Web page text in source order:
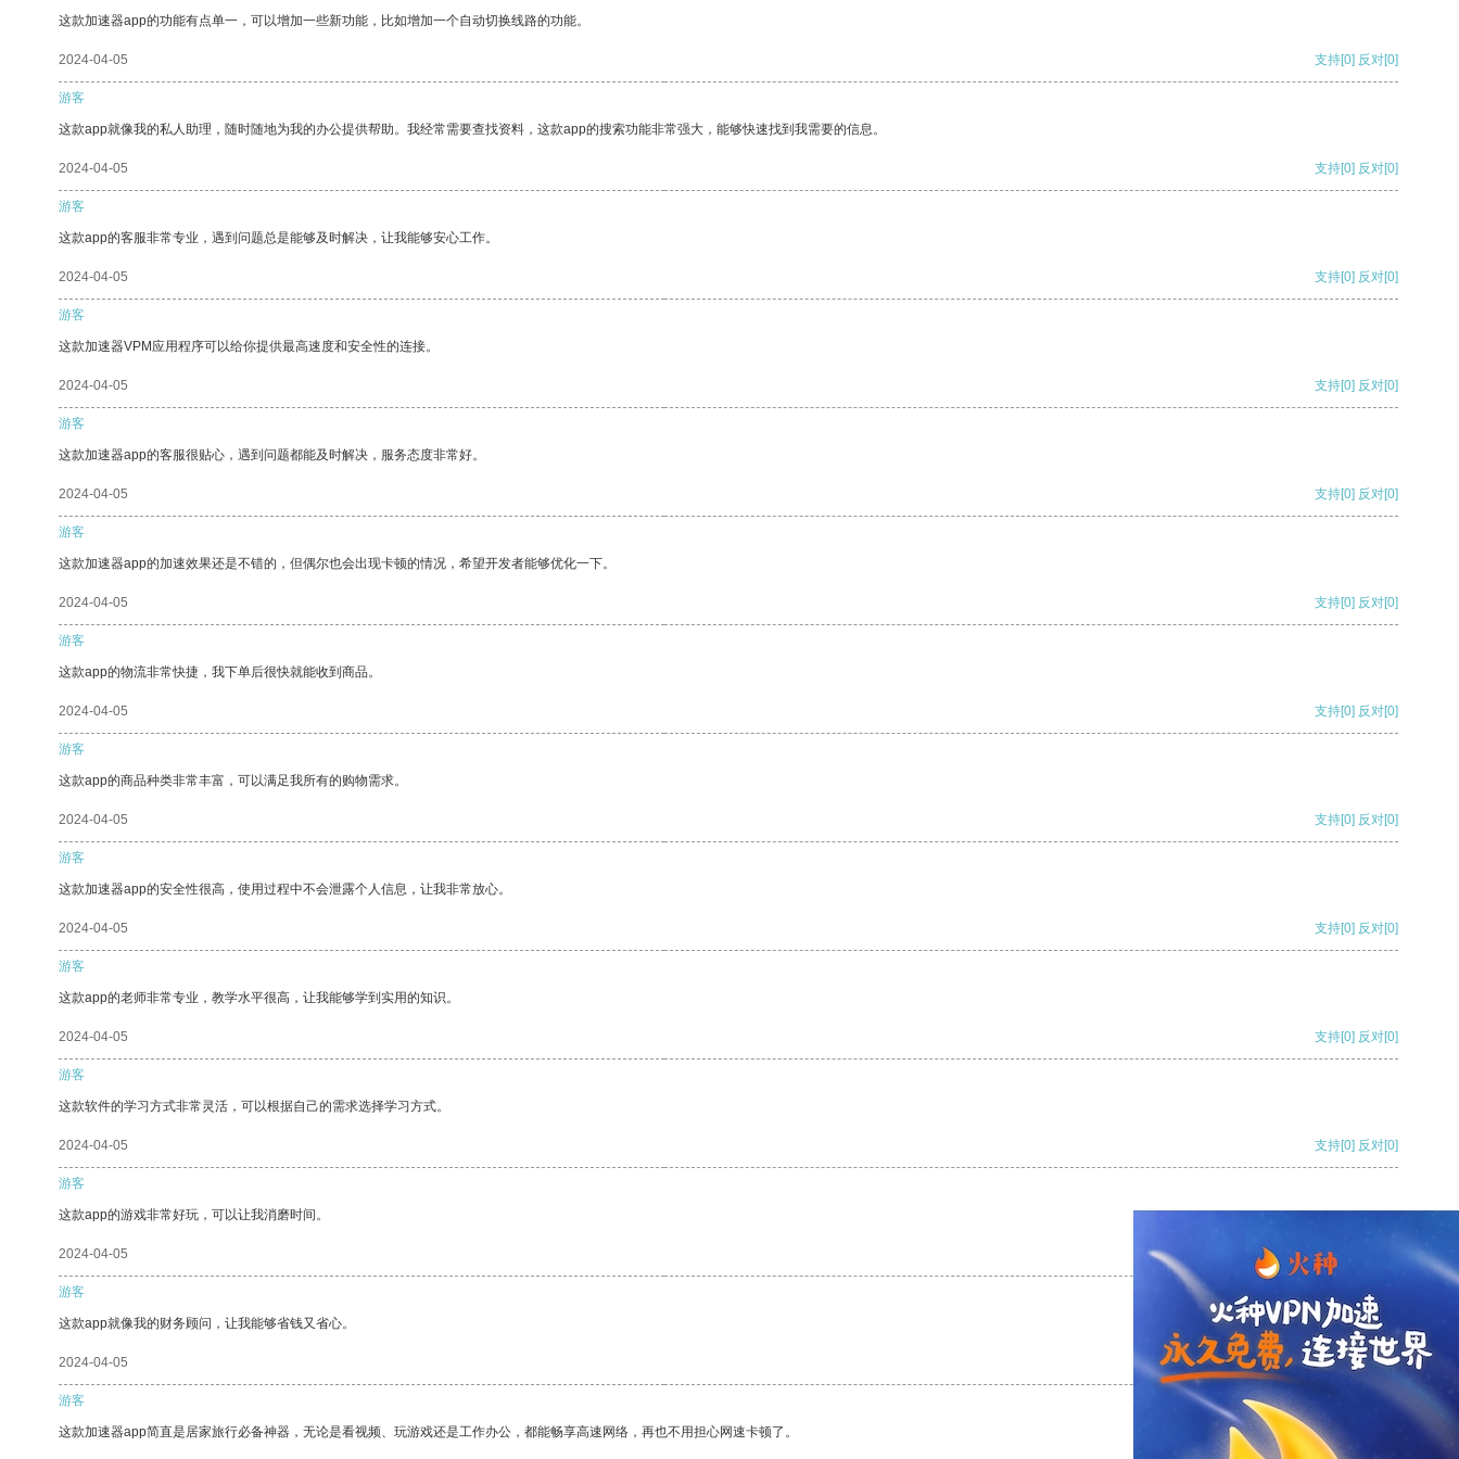
这款加速器app的功能有点单一，可以增加一些新功能，比如增加一个自动切换线路的功能。
2024-04-05 支持[0] 反对[0]
游客
这款app就像我的私人助理，随时随地为我的办公提供帮助。我经常需要查找资料，这款app的搜索功能非常强大，能够快速找到我需要的信息。
2024-04-05 支持[0] 反对[0]
游客
这款app的客服非常专业，遇到问题总是能够及时解决，让我能够安心工作。
2024-04-05 支持[0] 反对[0]
游客
这款加速器VPM应用程序可以给你提供最高速度和安全性的连接。
2024-04-05 支持[0] 反对[0]
游客
这款加速器app的客服很贴心，遇到问题都能及时解决，服务态度非常好。
2024-04-05 支持[0] 反对[0]
游客
这款加速器app的加速效果还是不错的，但偶尔也会出现卡顿的情况，希望开发者能够优化一下。
2024-04-05 支持[0] 反对[0]
游客
这款app的物流非常快捷，我下单后很快就能收到商品。
2024-04-05 支持[0] 反对[0]
游客
这款app的商品种类非常丰富，可以满足我所有的购物需求。
2024-04-05 支持[0] 反对[0]
游客
这款加速器app的安全性很高，使用过程中不会泄露个人信息，让我非常放心。
2024-04-05 支持[0] 反对[0]
游客
这款app的老师非常专业，教学水平很高，让我能够学到实用的知识。
2024-04-05 支持[0] 反对[0]
游客
这款软件的学习方式非常灵活，可以根据自己的需求选择学习方式。
2024-04-05 支持[0] 反对[0]
游客
这款app的游戏非常好玩，可以让我消磨时间。
2024-04-05 支持
游客
这款app就像我的财务顾问，让我能够省钱又省心。
2024-04-05 支持[0] 反对[0]
游客
这款加速器app简直是居家旅行必备神器，无论是看视频、玩游戏还是工作办公，都能畅享高速网络，再也不用担心网速卡顿了。